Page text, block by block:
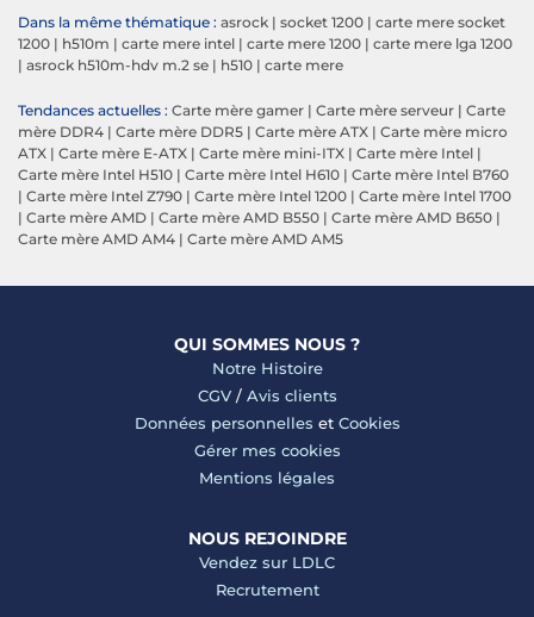
Dans la même thématique : asrock | socket 1200 | carte mere socket
1200 | h510m | carte mere intel | carte mere 1200 | carte mere lga 1200
| asrock h510m-hdv m.2 se | h510 | carte mere
Tendances actuelles : Carte mère gamer | Carte mère serveur | Carte
mère DDR4 | Carte mère DDR5 | Carte mère ATX | Carte mère micro
ATX | Carte mère E-ATX | Carte mère mini-ITX | Carte mère Intel |
Carte mère Intel H510 | Carte mère Intel H610 | Carte mère Intel B760
| Carte mère Intel Z790 | Carte mère Intel 1200 | Carte mère Intel 1700
| Carte mère AMD | Carte mère AMD B550 | Carte mère AMD B650 |
Carte mère AMD AM4 | Carte mère AMD AM5
QUI SOMMES NOUS ?
Notre Histoire
CGV/ Avis clients
Données personnelles et Cookies
Gérer mes cookies
Mentions légales
NOUS REJOINDRE
Vendez sur LDLC
Recrutement